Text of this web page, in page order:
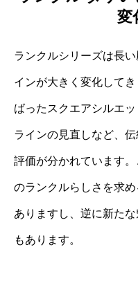
変
ランクルシリーズは長
インが大きく変化して
ばったスクエアシルエ
ラインの見直しなど、
評価が分かれています
のランクルらしさを求め
ありますし、逆に新た
もあります。